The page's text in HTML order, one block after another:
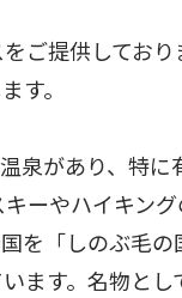
ご提供しており
す。
泉があり、特に
ーやハイキン
を「しのぶ毛の
ます。名物とし